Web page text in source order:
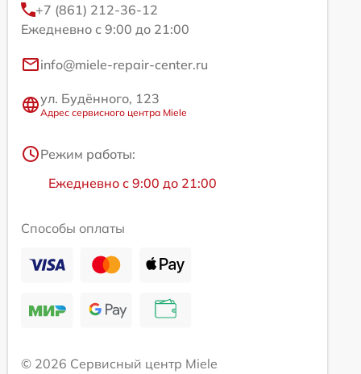
+7 (861) 212-36-12
Ежедневно с 9:00 до 21:00
info@miele-repair-center.ru
ул. Будённого, 123
Адрес сервисного центра Miele
Режим работы:
Ежедневно с 9:00 до 21:00
Способы оплаты
© 2026 Сервисный центр Miele